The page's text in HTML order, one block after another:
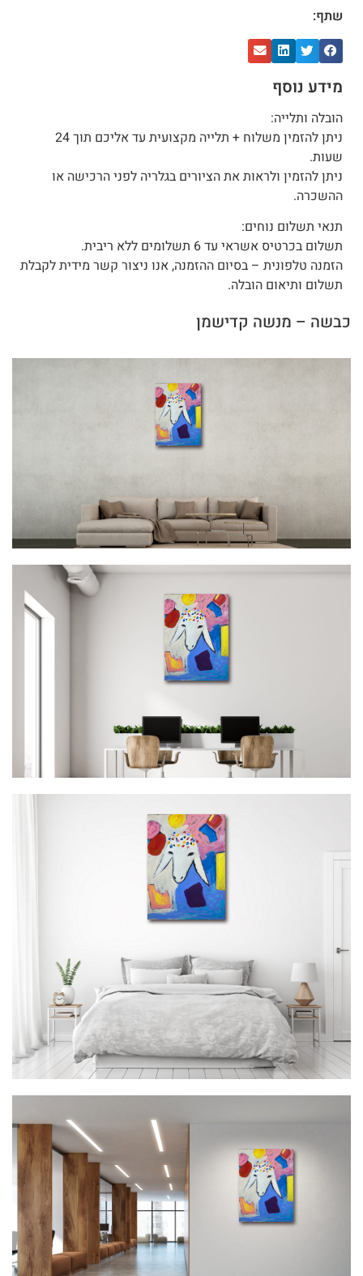
שתף:
מידע נוסף
הובלה ותלייה:
ניתן להזמין משלוח + תלייה מקצועית עד אליכם תוך 24
שעות.
ניתן להזמין ולראות את הציורים בגלריה לפני הרכישה או
ההשכרה.
תנאי תשלום נוחים:
תשלום בכרטיס אשראי עד 6 תשלומים ללא ריבית.
הזמנה טלפונית – בסיום ההזמנה, אנו ניצור קשר מידית לקבלת
תשלום ותיאום הובלה.
כבשה – מנשה קדישמן